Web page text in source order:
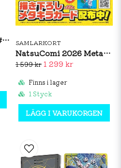
Weekly Shonen Jump #33 2026 + One Piece Monkey D. Luffy 29th Anniversary Promo SAMLARKORT
NatsuComi 2026 MetaKira 22 Cards Complete Set
1 599 kr 1 299 kr
Finns i lager
1 Styck
LÄGG I VARUKORGEN